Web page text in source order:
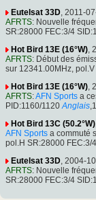
Eutelsat 33D, 2011-
AFRTS: Nouvelle
SR:28000 FEC:3/4
Hot Bird 13E (16°W),
AFRTS: Début des
sur 12341.00MHz,
Hot Bird 13E (16°W),
AFRTS:AFN Sports a
PID:1160/1120 Anglais
Hot Bird 13C (50.2°W)
AFN Sports a commuté
pol.H SR:28000 FEC:3/
Eutelsat 33D, 2004-
AFRTS: Nouvelle
SR:28000 FEC:3/4